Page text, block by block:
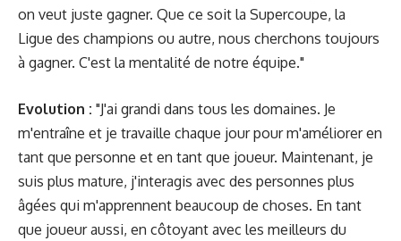
on veut juste gagner. Que ce soit la Supercoupe, la
Ligue des champions ou autre, nous cherchons toujours
à gagner. C'est la mentalité de notre équipe."
Evolution : "J'ai grandi dans tous les domaines. Je
m'entraîne et je travaille chaque jour pour m'améliorer en
tant que personne et en tant que joueur. Maintenant, je
suis plus mature, j'interagis avec des personnes plus
âgées qui m'apprennent beaucoup de choses. En tant
que joueur aussi, en côtoyant avec les meilleurs du